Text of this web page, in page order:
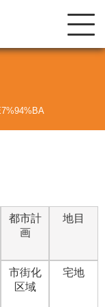
都市計
画
地目
市街化
区域
宅地